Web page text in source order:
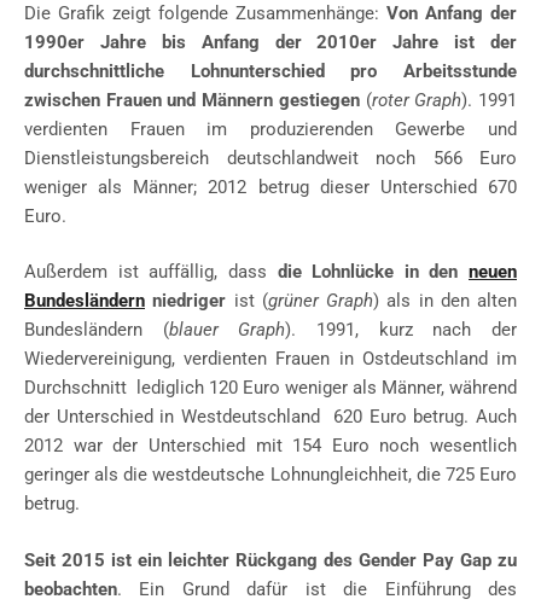
Die Grafik zeigt folgende Zusammenhänge: Von Anfang der
1990er Jahre bis Anfang der 2010er Jahre ist der
durchschnittliche Lohnunterschied pro Arbeitsstunde
zwischen Frauen und Männern gestiegen(roter Graph). 1991
verdienten Frauen im produzierenden Gewerbe und
Dienstleistungsbereich deutschlandweit noch 566 Euro
weniger als Männer; 2012 betrug dieser Unterschied 670
Euro.
Außerdem ist auffällig, dass die Lohnlücke in den neuen
Bundesländern niedriger ist (grüner Graph) als in den alten
Bundesländern (blauer Graph). 1991, kurz nach der
Wiedervereinigung, verdienten Frauen in Ostdeutschland im
Durchschnitt lediglich 120 Euro weniger als Männer, während
der Unterschied in Westdeutschland 620 Euro betrug. Auch
2012 war der Unterschied mit 154 Euro noch wesentlich
geringer als die westdeutsche Lohnungleichheit, die 725 Euro
betrug.
Seit 2015 ist ein leichter Rückgang des Gender Pay Gap zu
beobachten. Ein Grund dafür ist die Einführung des